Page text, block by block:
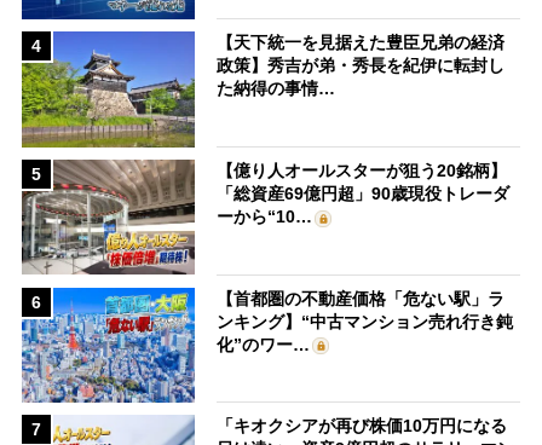
4
【天下統一を見据えた豊臣兄弟の経済
政策】秀吉が弟・秀長を紀伊に転封し
た納得の事情…
5
【億り人オールスターが狙う20銘柄】
「総資産69億円超」90歳現役トレーダ
ーから“10…
6
【首都圏の不動産価格「危ない駅」ラ
ンキング】“中古マンション売れ行き鈍
化”のワー…
7
「キオクシアが再び株価10万円になる